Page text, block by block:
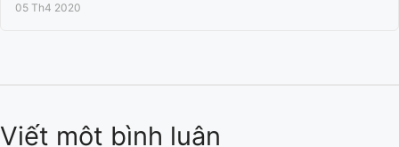
05 Th4 2020
Viết một bình luận